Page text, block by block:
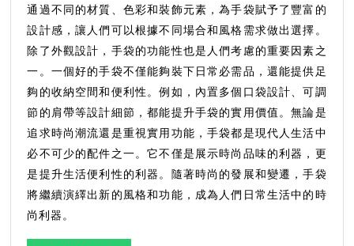
多
樣
風
格
和
實
用
功
能
通過不同的材質、色彩和裝飾元素，為手袋賦予了豐富的
設計感，讓人們可以根據不同場合和風格需求做出選擇。
除了外觀設計，手袋的功能性也是人們考慮的重要因素之
一。一個好的手袋不僅能夠裝下日常必需品，還能提供足
夠的收納空間和便利性。例如，內置多個口袋設計、可調
節的肩帶等設計細節，都能提升手袋的實用價值。無論是
追求時尚潮流還是重視實用功能，手袋都是現代人生活中
必不可少的配件之一。它不僅是展示時尚品味的利器，更
是提升生活便利性的利器。隨著時尚的發展和變遷，手袋
將繼續演繹出新的風格和功能，成為人們日常生活中的時
尚利器。